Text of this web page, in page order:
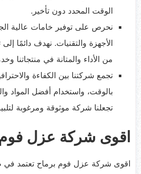
الوقت المحدد دون تأخير.
نحرص على توفير خامات عالية
الأجهزة والتقنيات. نهدف دائمًا
من الأداء والمتانة في منتجاتنا
تجمع شركتنا بين الكفاءة
بالوقت، واستخدام أفضل المواد
تجعلنا شركة موثوقة ومرغوبة
اقوى شركة عزل
اقوى شركة عزل فوم برماح تعتمد في